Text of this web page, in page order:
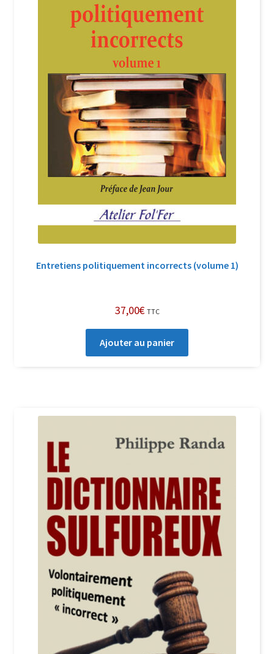
Entretiens politiquement incorrects (volume 1)
37,00€ TTC
Ajouter au panier